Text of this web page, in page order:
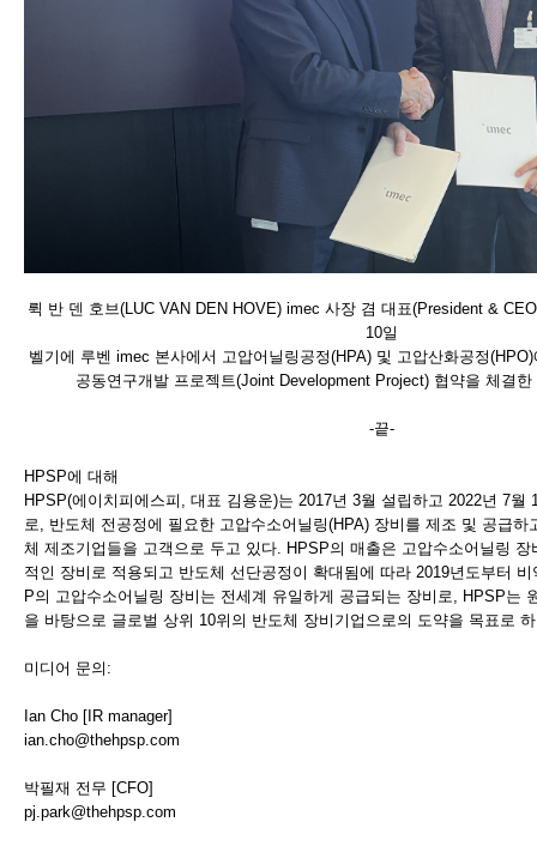
뤽 반 덴 호브(LUC VAN DEN HOVE) imec 사장 겸 대표(President &
10일
벨기에 루벤 imec 본사에서 고압어닐링공정(HPA) 및 고압산화공정
공동연구개발 프로젝트(Joint Development Project) 협약을 체결
-끝-
HPSP에 대해
HPSP(에이치피에스피, 대표 김용운)는 2017년 3월 설립하고 2022년 7월
로, 반도체 전공정에 필요한 고압수소어닐링(HPA) 장비를 제조 및 공급
체 제조기업들을 고객으로 두고 있다. HPSP의 매출은 고압수소어닐링
적인 장비로 적용되고 반도체 선단공정이 확대됨에 따라 2019년도부터
P의 고압수소어닐링 장비는 전세계 유일하게 공급되는 장비로, HPSP는
을 바탕으로 글로벌 상위 10위의 반도체 장비기업으로의 도약을 목표로
미디어 문의:
Ian Cho [IR manager]
ian.cho@thehpsp.com
박필재 전무 [CFO]
pj.park@thehpsp.com